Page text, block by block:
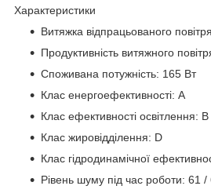
Характеристики
Витяжка відпрацьованого повітря
Продуктивність витяжного
Споживана потужність: 165 Вт
Клас енергоефективності: A
Клас ефективності освітлення: B
Клас жировідділення: D
Клас гідродинамічної
Рівень шуму під час роботи: 61